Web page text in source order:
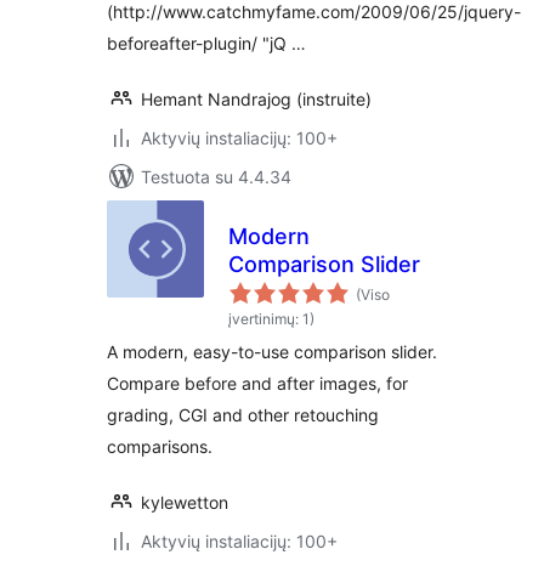
(http://www.catchmyfame.com/2009/06/25/jquery-
beforeafter-plugin/ "jQ …
Hemant Nandrajog (instruite)
Aktyvių instaliacijų: 100+
Testuota su 4.4.34
Modern
Comparison Slider
(Viso
įvertinimų: 1)
A modern, easy-to-use comparison slider.
Compare before and after images, for
grading, CGI and other retouching
comparisons.
kylewetton
Aktyvių instaliacijų: 100+